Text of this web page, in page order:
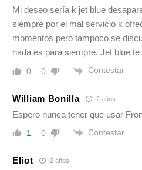
Mi deseo sería k jet blue
siempre por el mal servicio k
momentos pero tampoco se
nada es para siempre. Jet blue te
0 0 Contestar
William Bonilla 2 años
Espero nunca tener que usar
1 0 Contestar
Eliot 2 años